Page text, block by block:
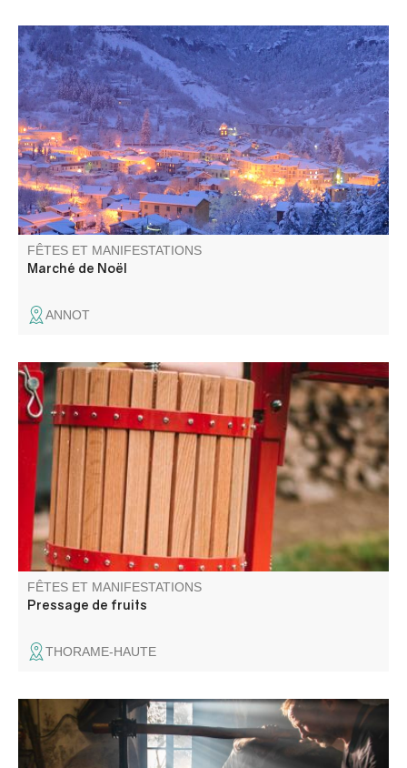
Grand choix de cadeaux et décorations, marché avec
produits artisanaux : associations, artisans et producteurs
vous accueillent dans une ambiance chaleureuse. Stand
du Téléthon, animations variées.
FÊTES ET MANIFESTATIONS
Marché de Noël
ANNOT
Une journée pour broyer, presser, pasteuriser, échanger,
et partager sans modération !
FÊTES ET MANIFESTATIONS
Pressage de fruits
THORAME-HAUTE
Venez découvrir les secrets des mouliniers et les
machines toujours en état, voire même en